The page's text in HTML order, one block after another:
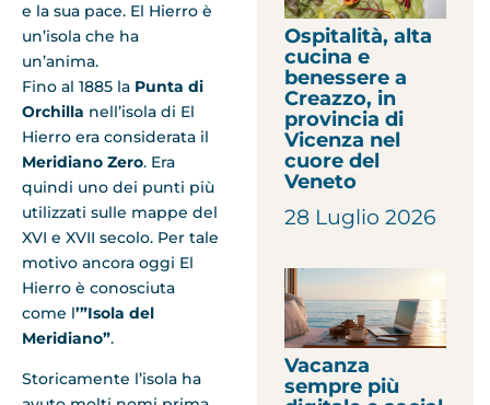
e la sua pace. El Hierro è
un’isola che ha
un’anima.
Fino al 1885 la Punta di
Orchilla nell’isola di El
Hierro era considerata il
Meridiano Zero. Era
quindi uno dei punti più
utilizzati sulle mappe del
XVI e XVII secolo. Per tale
motivo ancora oggi El
Hierro è conosciuta
come l’”Isola del
Meridiano”.
Storicamente l’isola ha
Ospitalità, alta
cucina e
benessere a
Creazzo, in
provincia di
Vicenza nel
cuore del
Veneto
28 Luglio 2026
Vacanza
sempre più